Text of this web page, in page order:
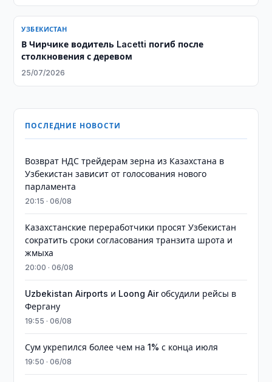
УЗБЕКИСТАН
В Чирчике водитель Lacetti погиб после
столкновения с деревом
25/07/2026
ПОСЛЕДНИЕ НОВОСТИ
Возврат НДС трейдерам зерна из Казахстана в
Узбекистан зависит от голосования нового
парламента
20:15 · 06/08
Казахстанские переработчики просят Узбекистан
сократить сроки согласования транзита шрота и
жмыха
20:00 · 06/08
Uzbekistan Airports и Loong Air обсудили рейсы в
Фергану
19:55 · 06/08
Сум укрепился более чем на 1% с конца июля
19:50 · 06/08